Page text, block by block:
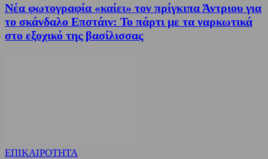
Νέα φωτογραφία «καίει» τον πρίγκιπα Άντριου για
το σκάνδαλο Επστάιν: Το πάρτι με τα ναρκωτικά
στο εξοχικό της βασίλισσας
ΕΠΙΚΑΙΡΟΤΗΤΑ